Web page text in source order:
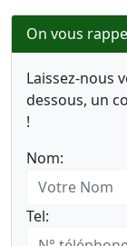
On vous
Laissez-nous
dessous, un
!
Nom:
Tel: